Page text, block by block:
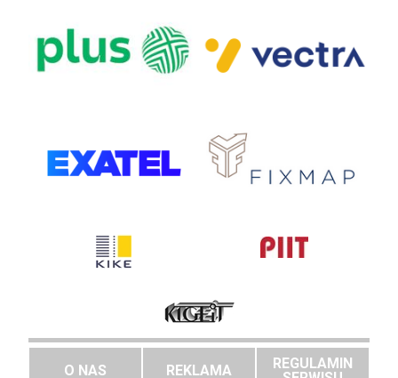
O NAS REKLAMA
REGULAMIN